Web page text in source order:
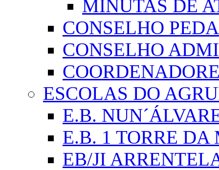
MINUTAS DE
CONSELHO
CONSELHO
ESCOLAS DO
E.B.
E.B. 1 TORRE
EB/JI